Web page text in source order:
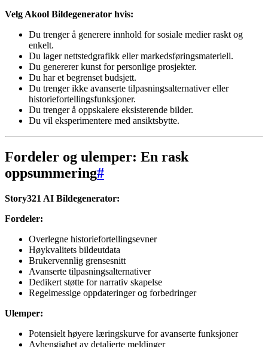
Velg Akool Bildegenerator hvis:
Du trenger å generere innhold for sosiale medier raskt og
enkelt.
Du lager nettstedgrafikk eller markedsføringsmateriell.
Du genererer kunst for personlige prosjekter.
Du har et begrenset budsjett.
Du trenger ikke avanserte tilpasningsalternativer eller
historiefortellingsfunksjoner.
Du trenger å oppskalere eksisterende bilder.
Du vil eksperimentere med ansiktsbytte.
Fordeler og ulemper: En rask
oppsummering#
Story321 AI Bildegenerator:
Fordeler:
Overlegne historiefortellingsevner
Høykvalitets bildeutdata
Brukervennlig grensesnitt
Avanserte tilpasningsalternativer
Dedikert støtte for narrativ skapelse
Regelmessige oppdateringer og forbedringer
Ulemper:
Potensielt høyere læringskurve for avanserte funksjoner
Avhengighet av detaljerte meldinger